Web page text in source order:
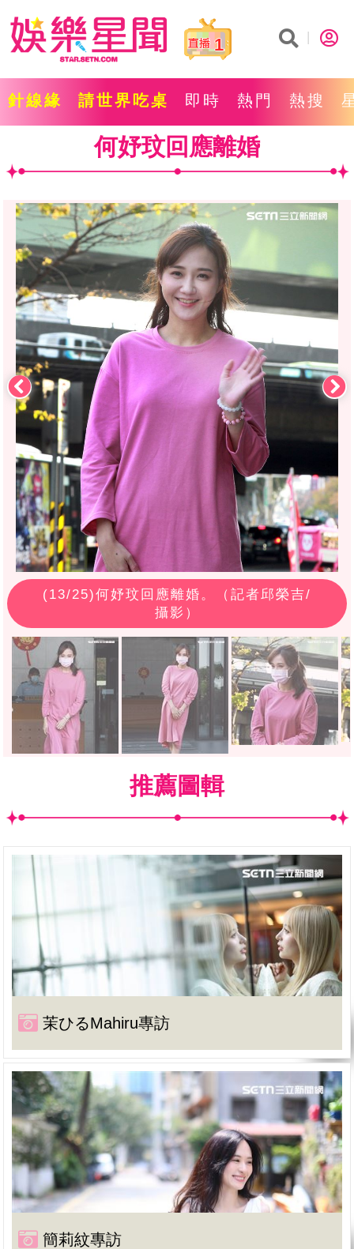
1
針線緣 請世界吃桌 即時 熱門 熱搜
何妤玟回應離婚
(13/25)何妤玟回應離婚。（記者邱榮吉/
攝影）
推薦圖輯
茉ひるMahiru專訪
簡莉紋專訪